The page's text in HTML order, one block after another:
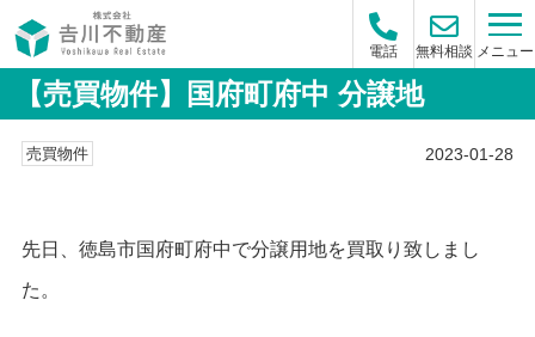
電話 無料相談 メニュー
【売買物件】国府町府中 分譲地
売買物件 2023-01-28
先日、徳島市国府町府中で分譲用地を買取り致しまし
た。